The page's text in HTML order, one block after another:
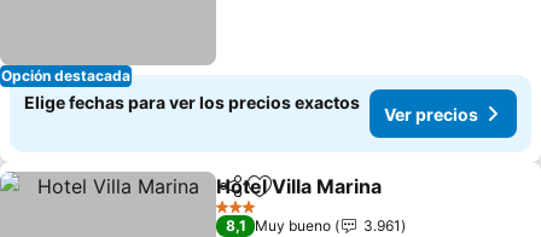
Opción destacada
Elige fechas para ver los precios exactos
Ver precios
CompartirAgregar a favoritos
Hotel Villa Marina
3 Estrellas
8,1 Muy bueno
3.961